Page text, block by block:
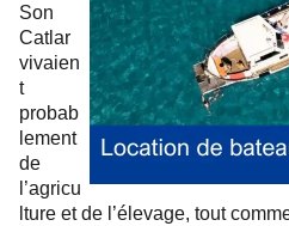
Son
Catlar
vivaien
t
probab
lement
de
l’agricu
lture et de l’élevage, tout